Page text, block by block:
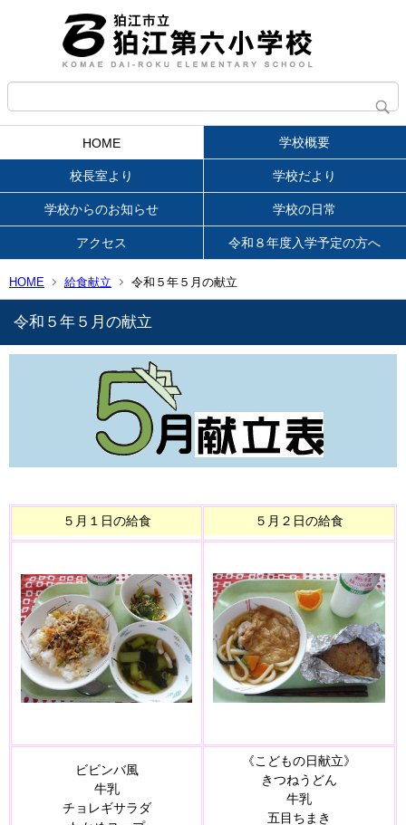
HOME 学校概要
校長室より 学校だより
学校からのお知らせ 学校の日常
アクセス 令和８年度入学予定の方へ
HOME 給食献立 令和５年５月の献立
令和５年５月の献立
５月１日の給食 ５月２日の給食
ビビンバ風
牛乳
チョレギサラダ
《こどもの日献立》
きつねうどん
牛乳
五目ちまき